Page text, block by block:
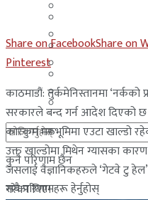
युएई
साउदी अरब
कुनै परिणाम छैन
सबै परिणामहरू हेर्नुहोस्
मलेसिया
लेबनान
साउदी अरब
Share on FacebookShare on
Pinterest
काठमाडौं: तुर्कमेनिस्तानमा ‘नर्कको
सरकारले बन्द गर्न आदेश दिएको
कारकुम मरुभूमिमा एउटा खाल्डो
उक्त खाल्डोमा मिथेन ग्यासका
जसलाई वैज्ञानिकहरुले ‘गेटवे टु हेल’
गरेका थिए।